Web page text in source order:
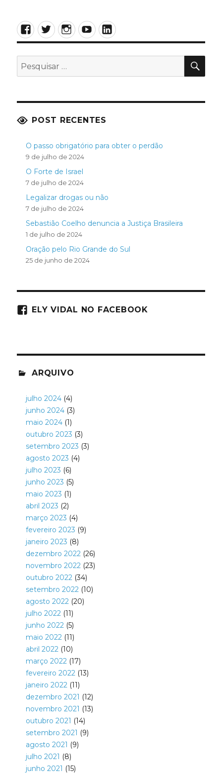
Facebook
TwitterInstagram
YouTubeLinkedIn
Pesquisar
POST RECENTES
O passo obrigatório para obter o perdão
9 de julho de 2024
O Forte de Israel
7 de julho de 2024
Legalizar drogas ou não
7 de julho de 2024
Sebastião Coelho denuncia a Justiça Brasileira
1 de julho de 2024
Oração pelo Rio Grande do Sul
25 de junho de 2024
ELY VIDAL NO FACEBOOK
ARQUIVO
julho 2024(4)
junho 2024(3)
maio 2024(1)
outubro 2023 (3)
setembro 2023 (3)
agosto 2023 (4)
julho 2023 (6)
junho 2023 (5)
maio 2023 (1)
abril 2023 (2)
março 2023 (4)
fevereiro 2023 (9)
janeiro 2023 (8)
dezembro 2022(26)
novembro 2022(23)
outubro 2022(34)
setembro 2022(10)
agosto 2022(20)
julho 2022(11)
junho 2022(5)
maio 2022(11)
abril 2022(10)
março 2022(17)
fevereiro 2022(13)
janeiro 2022(11)
dezembro 2021 (12)
novembro 2021 (13)
outubro 2021 (14)
setembro 2021 (9)
agosto 2021 (9)
julho 2021 (8)
junho 2021 (15)